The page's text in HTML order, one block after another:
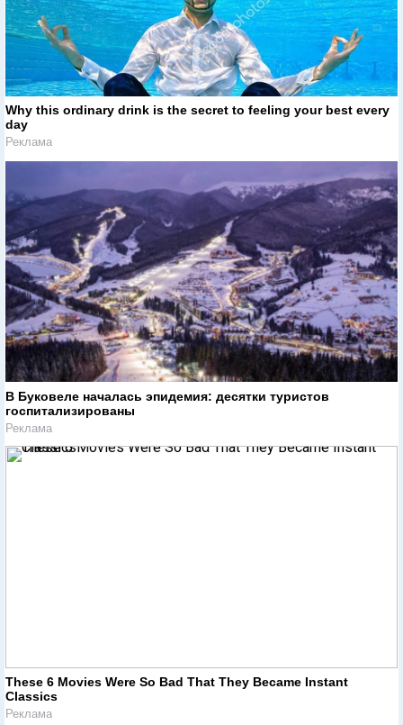
Why this ordinary drink is the secret to feeling your best every
day
Реклама
В Буковеле началась эпидемия: десятки туристов
госпитализированы
Реклама
These 6 Movies Were So Bad That They Became Instant
Classics
Реклама